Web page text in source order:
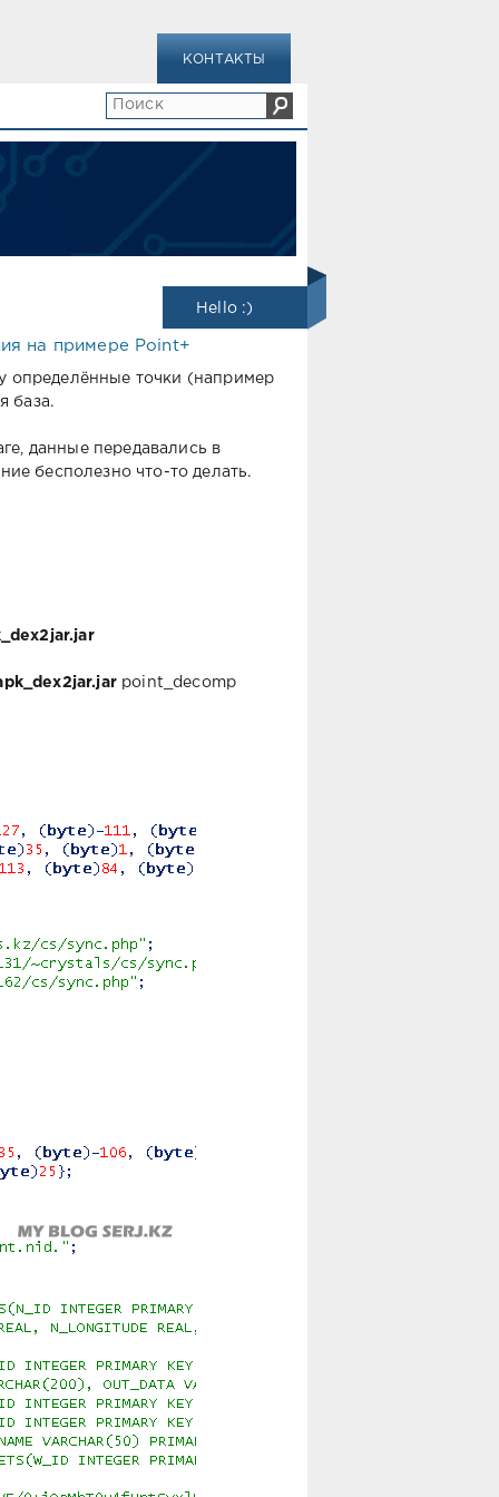
КОНТАКТЫ
Hello :)
на примере Point+
определённые точки (например
база.
данные передавались в
бесполезно что-то делать.
point_decomp